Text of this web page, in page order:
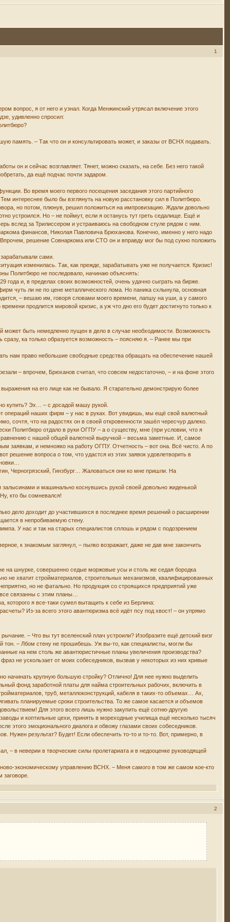
1
вопрос, я от него и узнал. Когда Менжинский утрясал включение этого
удивленно спросил:
память. – Так что он и консультировать может, и заказы от ВСНХ подавать.
он и сейчас возглавляет. Тянет, можно сказать, на себе. Без него такой
да ещё подчас почти задаром.
Во время моего первого посещения заседания этого партийного
интереснее было бы взглянуть на новую расстановку сил в Политбюро.
но потом, плюнув, решил положиться на импровизацию. Ждали довольно
устроился. Но – не поймут, если я останусь тут греть седалище. Ещё и
вслед за Трилиссером и устраиваюсь на свободном стуле рядом с ним.
финансов, Николая Павловича Брюханова. Конечно, именно у него надо
решение Совнаркома или СТО он и вправду мог бы под сукно положить
сами.
изменилась. Так, как прежде, зарабатывать уже не получается. Кризис!
Политбюро не последовало, начинаю объяснять:
и, в пределах своих возможностей, очень удачно сыграть на бирже.
чуть ли не по цене металлического лома. Но паника схлынула, основная
– вешаю им, говоря словами моего времени, лапшу на уши, а у самого
продлится мировой кризис, а уж что дно его будет достигнуто только к
может быть немедленно пущен в дело в случае необходимости. Возможность
сразу, ка только образуется возможность – поясняю я. – Ранее мы при
нам право небольшие свободные средства обращать на обеспечение нашей
– впрочем, Брюханов считал, что совсем недостаточно, – и на фоне этого
на его лице как не бывало. Я старательно демонстрирую более
купить? Эх… – с досадой машу рукой.
операций наших фирм – у нас в руках. Вот увидишь, мы ещё свой валютный
сочтя, что на радостях он в своей откровенности зашёл чересчур далеко.
Политбюро отдало в руки ОГПУ – а о существу, мне (при условии, что я
с нашей общей валютной выручкой – весьма заметные. И, самое
заявкам, и немножко на работу ОГПУ. Отчетность – вот она. Всё чисто. А по
решение вопроса о том, что удастся из этих заявок удовлетворить в
Черногрязский, Гинзбург… Жаловаться они ко мне пришли. На
и машинально коснувшись рукой своей довольно жиденькой
кто бы сомневался!
дело доходит до участившихся в последнее время решений о расширении
в непробиваемую стену.
У нас и так на старых специалистов сплошь и рядом с подозрением
к знакомым заглянул, – пылко возражает, даже не дав мне закончить
на шнурке, совершенно седые моржовые усы и столь же седая бородка
не хватит стройматериалов, строительных механизмов, квалифицированных
но не фатально. Но продукция со строящихся предприятий уже
связанны с этим планы…
которого я все-таки сумел вытащить к себе из Берлина:
Из-за всего этого авантюризма всё идёт псу под хвост! – он упрямо
– Что вы тут вселенский плач устроили? Изобразите ещё детский визг
тон. – Лбом стену не прошибешь. Уж вы-то, как специалисты, могли бы
на нем столь же авантюристичные планы увеличения производства?
не ускользает от моих собеседников, вызвав у некоторых из них кривые
начинать крупную большую стройку? Отлично! Для нее нужно выделить
фонд заработной платы для найма строительных рабочих, включить в
труб, металлоконструкций, кабеля в таких-то объемах… Ах,
планируемые сроки строительства. То же самое касается и объемов
Для этого всего лишь нужно закупить ещё сотню-другую
и коптильные цехи, принять в мореходные училища ещё несколько тысяч
этого эмоционального диалога и обвожу глазами своих собеседников.
Нужен результат? Будет! Если обеспечить то-то и то-то. Вот, примерно, в
– в неверии в творческие силы пролетариата и в недооценке руководящей
экономическому управлению ВСНХ. – Меня самого в том же самом кое-кто
2